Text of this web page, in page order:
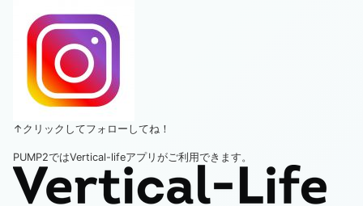
↑クリックしてフォローしてね！
PUMP2ではVertical-lifeアプリがご利用できます。